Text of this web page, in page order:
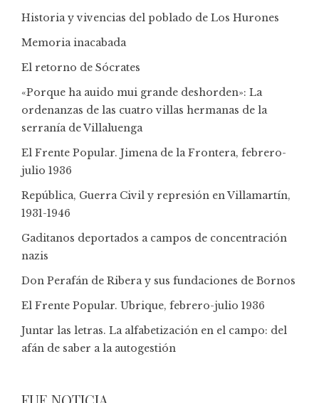
Historia y vivencias del poblado de Los Hurones
Memoria inacabada
El retorno de Sócrates
«Porque ha auido mui grande deshorden»: La
ordenanzas de las cuatro villas hermanas de la
serranía de Villaluenga
El Frente Popular. Jimena de la Frontera, febrero-
julio 1936
República, Guerra Civil y represión en Villamartín,
1931-1946
Gaditanos deportados a campos de concentración
nazis
Don Perafán de Ribera y sus fundaciones de Bornos
El Frente Popular. Ubrique, febrero-julio 1936
Juntar las letras. La alfabetización en el campo: del
afán de saber a la autogestión